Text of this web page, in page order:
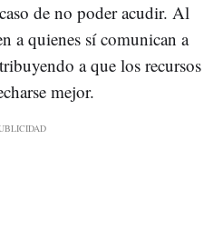
de no poder acudir. Al
a quienes sí comunican a
a que los recursos
mejor.